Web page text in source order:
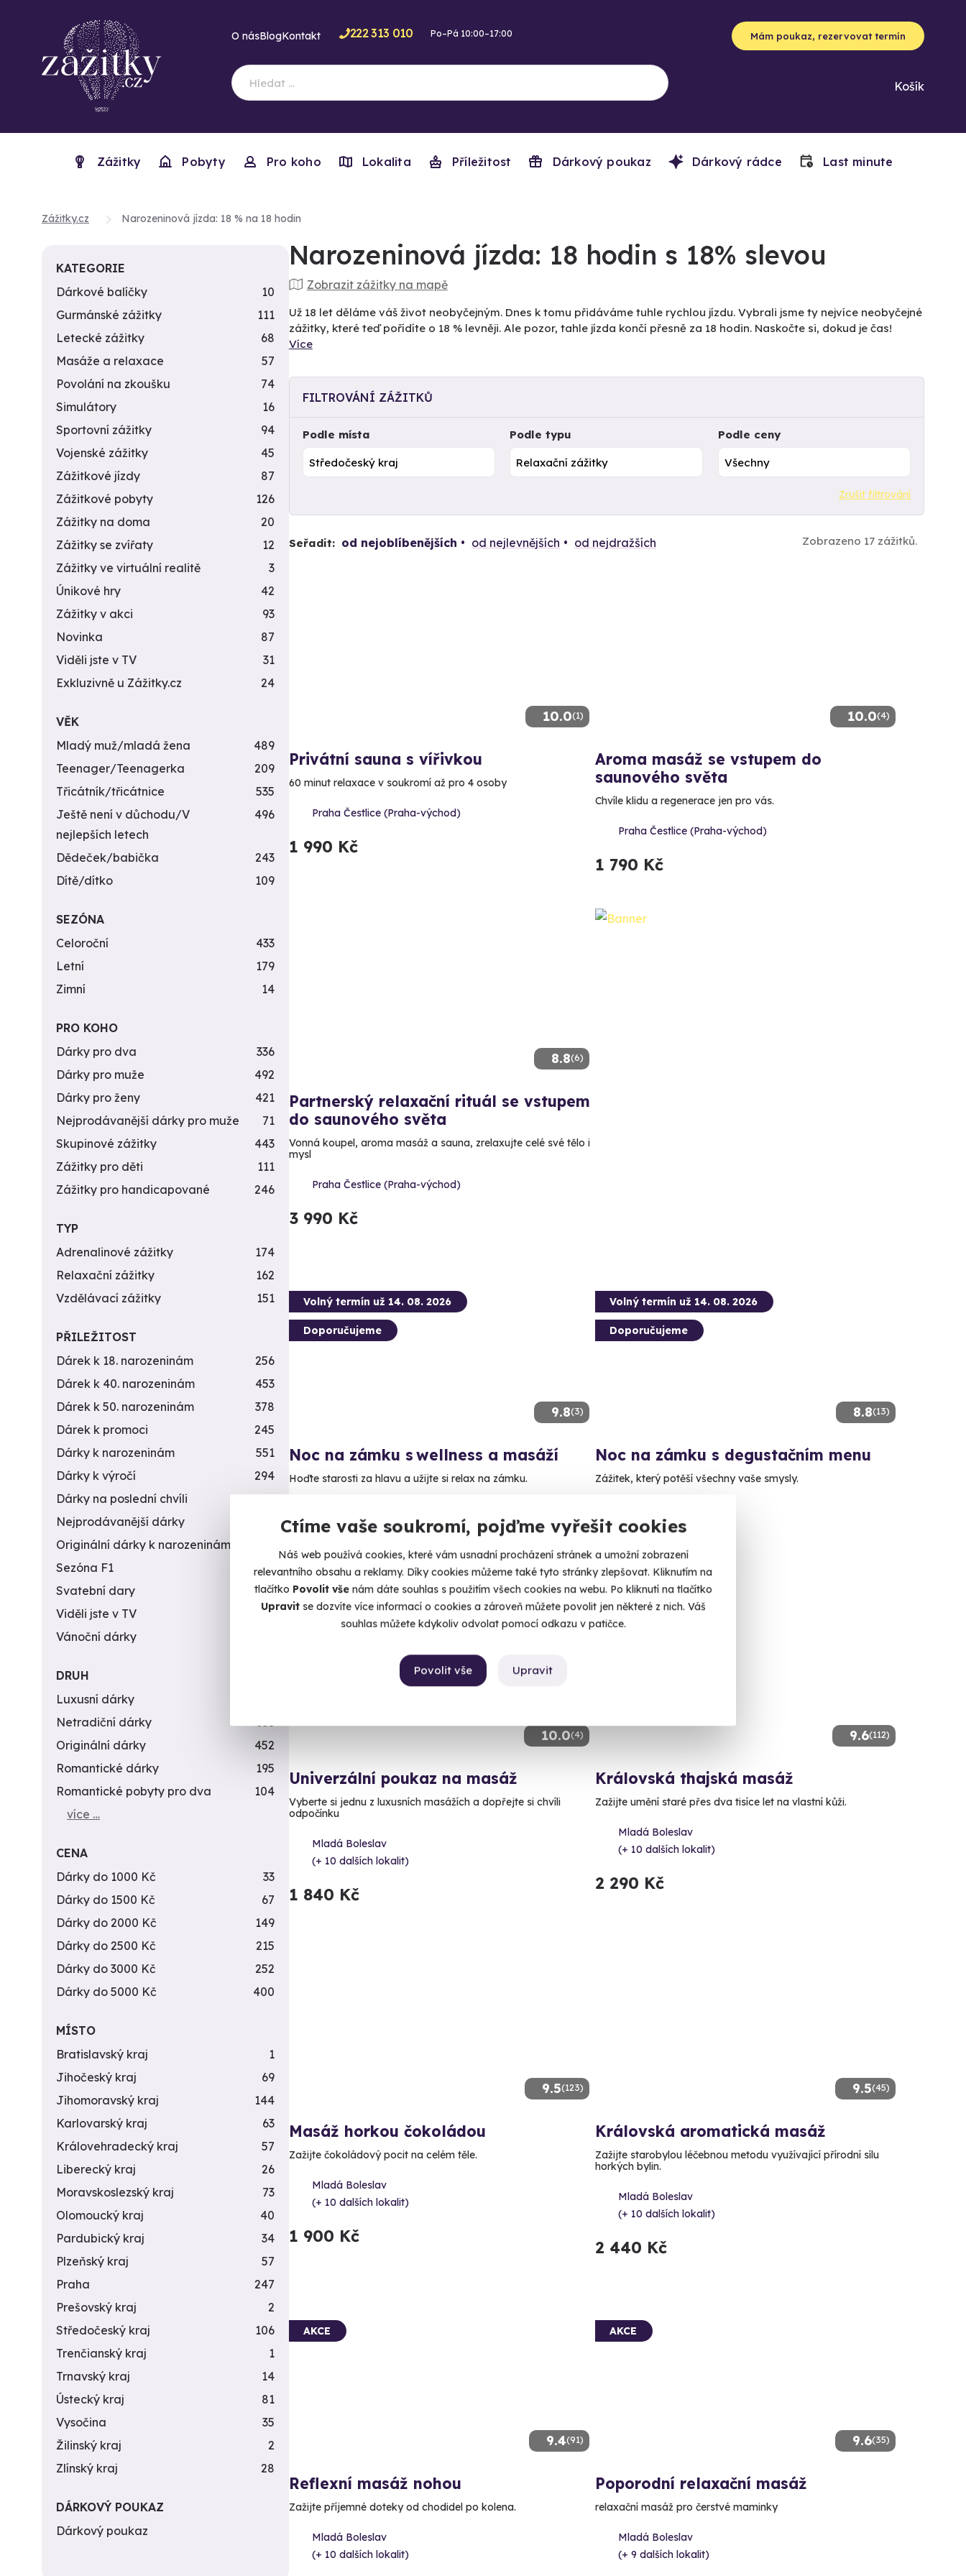
Ctíme vaše soukromí, pojďme vyřešit cookies
Náš web používá cookies, které vám usnadní procházení stránek a umožní zobrazení
relevantního obsahu a reklamy. Díky cookies můžeme také tyto stránky zlepšovat. Kliknutím na
tlačítko Povolit vše nám dáte souhlas s použitím všech cookies na webu. Po kliknutí na tlačítko
Upravitse dozvíte více informací o cookies a zároveň můžete povolit jen některé z nich. Váš
souhlas můžete kdykoliv odvolat pomocí odkazu v patičce.
Upravit
Povolit vše
O násBlogKontakt 222 313 010 Po–Pá 10:00–17:00 Mám poukaz, rezervovat termín
Košík
Zážitky Pobyty Pro koho Lokalita Příležitost Dárkový poukaz Dárkový rádce Last minute
Zážitky.cz Narozeninová jízda: 18 % na 18 hodin
Narozeninová jízda: 18 hodin s 18% slevou
Zobrazit zážitky na mapě
Už 18 let děláme váš život neobyčejným. Dnes k tomu přidáváme tuhle rychlou jízdu. Vybrali jsme ty nejvíce neobyčejné
zážitky, které teď pořídíte o 18 % levněji. Ale pozor, tahle jízda končí přesně za 18 hodin. Naskočte si, dokud je čas!
Více
FILTROVÁNÍ ZÁŽITKŮ
Podle místa Podle typu Podle ceny
Zrušit filtrování
Seřadit: od nejoblíbenějších od nejlevnějších od nejdražších Zobrazeno 17 zážitků.
10.0(1)
Privátní sauna s vířivkou
60 minut relaxace v soukromí až pro 4 osoby
Praha Čestlice (Praha-východ)
1 990 Kč
10.0(4)
Aroma masáž se vstupem do
saunového světa
Chvíle klidu a regenerace jen pro vás.
Praha Čestlice (Praha-východ)
1 790 Kč
8.8(6)
Partnerský relaxační rituál se vstupem
do saunového světa
Vonná koupel, aroma masáž a sauna, zrelaxujte celé své tělo i
mysl
Praha Čestlice (Praha-východ)
3 990 Kč
9.8(3)
Volný termín už 14. 08. 2026
Doporučujeme
Noc na zámku s wellness a masáží
Hoďte starosti za hlavu a užijte si relax na zámku.
8.8(13)
Volný termín už 14. 08. 2026
Doporučujeme
Noc na zámku s degustačním menu
Zážitek, který potěší všechny vaše smysly.
10.0(4)
Novinka
Univerzální poukaz na masáž
Vyberte si jednu z luxusních masážích a dopřejte si chvíli
odpočínku
Mladá Boleslav
(+ 10 dalších lokalit)
1 840 Kč
9.6(112)
Královská thajská masáž
Zažijte umění staré přes dva tisíce let na vlastní kůži.
Mladá Boleslav
(+ 10 dalších lokalit)
2 290 Kč
9.5(123)
Masáž horkou čokoládou
Zažijte čokoládový pocit na celém těle.
Mladá Boleslav
(+ 10 dalších lokalit)
1 900 Kč
9.5(45)
Královská aromatická masáž
Zažijte starobylou léčebnou metodu využívající přírodní sílu
horkých bylin.
Mladá Boleslav
(+ 10 dalších lokalit)
2 440 Kč
9.4(91)
AKCE
Reflexní masáž nohou
Zažijte příjemné doteky od chodidel po kolena.
Mladá Boleslav
(+ 10 dalších lokalit)
9.6(35)
AKCE
Poporodní relaxační masáž
relaxační masáž pro čerstvé maminky
Mladá Boleslav
(+ 9 dalších lokalit)
KATEGORIE
Dárkové balíčky
10
Gurmánské zážitky
111
Letecké zážitky
68
Masáže a relaxace
57
Povolání na zkoušku
74
Simulátory
16
Sportovní zážitky
94
Vojenské zážitky
45
Zážitkové jízdy
87
Zážitkové pobyty
126
Zážitky na doma
20
Zážitky se zvířaty
12
Zážitky ve virtuální realitě
3
Únikové hry
42
Zážitky v akci
93
Novinka
87
Viděli jste v TV
31
Exkluzivně u Zážitky.cz
24
VĚK
Mladý muž/mladá žena
489
Teenager/Teenagerka
209
Třicátník/třicátnice
535
Ještě není v důchodu/V
nejlepších letech
496
Dědeček/babička
243
Dítě/dítko
109
SEZÓNA
Celoroční
433
Letní
179
Zimní
14
PRO KOHO
Dárky pro dva
336
Dárky pro muže
492
Dárky pro ženy
421
Nejprodávanější dárky pro muže
71
Skupinové zážitky
443
Zážitky pro děti
111
Zážitky pro handicapované
246
TYP
Adrenalinové zážitky
174
Relaxační zážitky
162
Vzdělávací zážitky
151
PŘILEŽITOST
Dárek k 18. narozeninám
256
Dárek k 40. narozeninám
453
Dárek k 50. narozeninám
378
Dárek k promoci
245
Dárky k narozeninám
551
Dárky k výročí
294
Dárky na poslední chvíli
450
Nejprodávanější dárky
Originální dárky k narozeninám
Sezóna F1
4
Svatební dary
196
Viděli jste v TV
31
Vánoční dárky
DRUH
Luxusní dárky
Netradiční dárky
353
Originální dárky
452
Romantické dárky
195
Romantické pobyty pro dva
104
více …
CENA
Dárky do 1000 Kč
33
Dárky do 1500 Kč
67
Dárky do 2000 Kč
149
Dárky do 2500 Kč
215
Dárky do 3000 Kč
252
Dárky do 5000 Kč
400
MÍSTO
Bratislavský kraj
1
Jihočeský kraj
69
Jihomoravský kraj
144
Karlovarský kraj
63
Královehradecký kraj
57
Liberecký kraj
26
Moravskoslezský kraj
73
Olomoucký kraj
40
Pardubický kraj
34
Plzeňský kraj
57
Praha
247
Prešovský kraj
2
Středočeský kraj
106
Trenčianský kraj
1
Trnavský kraj
14
Ústecký kraj
81
Vysočina
35
Žilinský kraj
2
Zlínský kraj
28
DÁRKOVÝ POUKAZ
Dárkový poukaz